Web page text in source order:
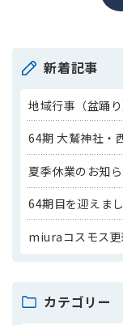
新着記事
地域行事（盆踊
64期 大鷲神社・
夏季休業のお知
64期目を迎えま
miuraコスモス更
カテゴリー